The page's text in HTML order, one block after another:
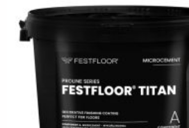
produkt
ma
wariantów.
Opcje
można